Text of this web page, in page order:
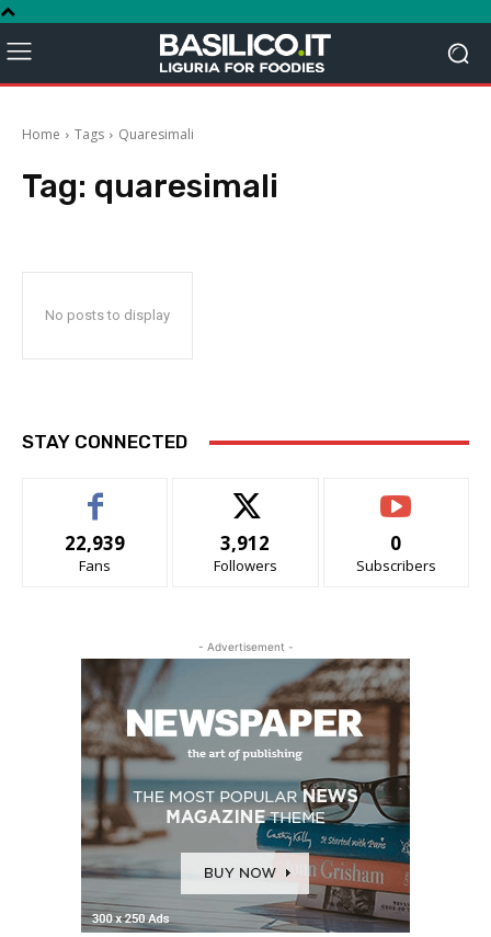
Home Tags Quaresimali
Tag: quaresimali
No posts to display
STAY CONNECTED
22,939
Fans
3,912
Followers
0
Subscribers
- Advertisement -